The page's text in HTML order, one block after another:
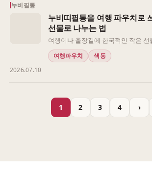
누비필통
누비띠필통을 여행 파우치로
선물로 나누는 법
여행이나 출장길에 한국적인 작은 선
지보다 먼저 어디서, 누구에게, 어떤
누어 보는 편이 좋습니다. 누비띠필통
여행파우치 색동
2026.07.10
1 2 3 4 ›